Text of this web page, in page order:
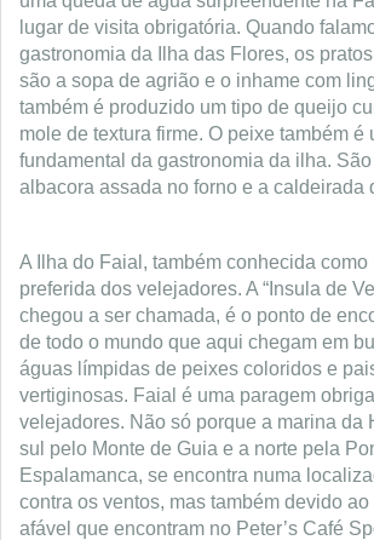
lugar de visita obrigatória. Quando
gastronomia da Ilha das Flores, os
são a sopa de agrião e o inhame com
também é produzido um tipo de queijo
mole de textura firme. O peixe também é
fundamental da gastronomia da ilha.
albacora assada no forno e a caldeirada
A Ilha do Faial, também conhecida como
preferida dos velejadores. A “Insula de
chegou a ser chamada, é o ponto de
de todo o mundo que aqui chegam em
águas límpidas de peixes coloridos e
vertiginosas. Faial é uma paragem
velejadores. Não só porque a marina da
sul pelo Monte de Guia e a norte pela
Espalamanca, se encontra numa
contra os ventos, mas também devido
afável que encontram no Peter’s Café